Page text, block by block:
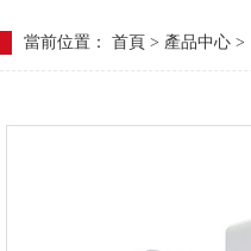
當前位置： 首頁 > 產品中心 >